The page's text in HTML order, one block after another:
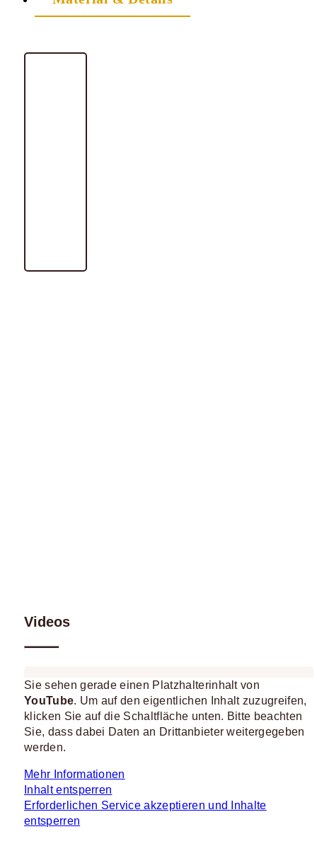
Videos
Sie sehen gerade einen Platzhalterinhalt von
YouTube. Um auf den eigentlichen Inhalt zuzugreifen,
klicken Sie auf die Schaltfläche unten. Bitte beachten
Sie, dass dabei Daten an Drittanbieter weitergegeben
werden.
Mehr Informationen
Inhalt entsperren
Erforderlichen Service akzeptieren und Inhalte
entsperren